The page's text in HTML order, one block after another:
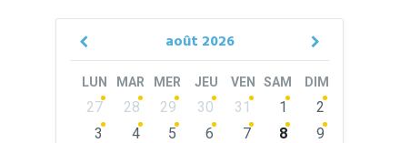
août 2026
Previous
Next
LUN MAR MER JEU VEN SAM DIM
Skip
calendar
days
27 28 29 30 31 1
2
3
4 5 6 7 8
9